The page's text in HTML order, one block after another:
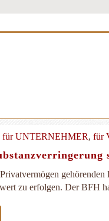
für UNTERNEHMER, für
zu erfolgen. Der BFH